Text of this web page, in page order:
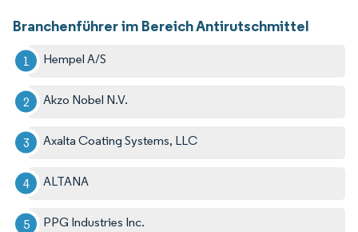
Branchenführer im Bereich Antirutschmittel
Hempel A/S
Akzo Nobel N.V.
Axalta Coating Systems, LLC
ALTANA
PPG Industries Inc.